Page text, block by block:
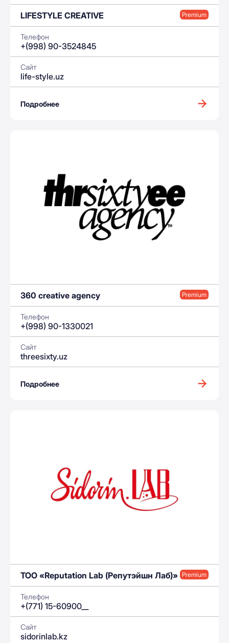
LIFESTYLE CREATIVE Premium
Телефон
+(998) 90-3524845
Сайт
life-style.uz
Подробнее
360 creative agency Premium
Телефон
+(998) 90-1330021
Сайт
threesixty.uz
Подробнее
ТОО «Reputation Lab (Репутэйшн Лаб)» Premium
Телефон
+(771) 15-60900__
Сайт
sidorinlab.kz